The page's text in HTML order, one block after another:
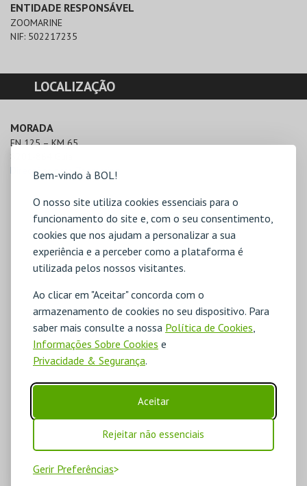
Bem-vindo à BOL!
O nosso site utiliza cookies essenciais para o
funcionamento do site e, com o seu consentimento,
cookies que nos ajudam a personalizar a sua
experiência e a perceber como a plataforma é
utilizada pelos nossos visitantes.
Ao clicar em "Aceitar" concorda com o
armazenamento de cookies no seu dispositivo. Para
saber mais consulte a nossa Política de Cookies
Informações Sobre Cookies e
Privacidade & Segurança.
Aceitar
Rejeitar não essenciais
Gerir Preferências
ENTIDADE RESPONSÁVEL
ZOOMARINE
NIF: 502217235
LOCALIZAÇÃO
MORADA
EN 125 – KM 65
8201-864 Guia
Direcções para Zoomarine